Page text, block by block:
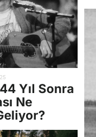
Yıl Sonra
Ne